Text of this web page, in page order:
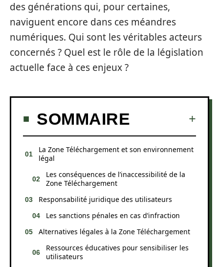
des générations qui, pour certaines,
naviguent encore dans ces méandres
numériques. Qui sont les véritables acteurs
concernés ? Quel est le rôle de la législation
actuelle face à ces enjeux ?
SOMMAIRE
La Zone Téléchargement et son environnement
légal
Les conséquences de l’inaccessibilité de la
Zone Téléchargement
Responsabilité juridique des utilisateurs
Les sanctions pénales en cas d’infraction
Alternatives légales à la Zone Téléchargement
Ressources éducatives pour sensibiliser les
utilisateurs